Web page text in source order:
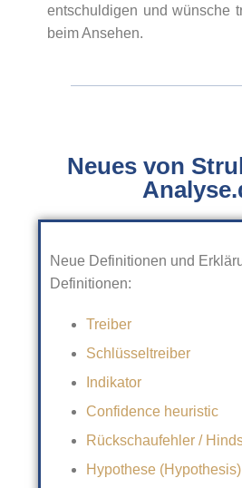
entschuldigen und wünsche
beim Ansehen.
Neues von
Neue Definitionen und
Definitionen:
Treiber
Schlüsseltreiber
Indikator
Confidence heuristic
Rückschaufehler /
Hypothese (Hypothesis)